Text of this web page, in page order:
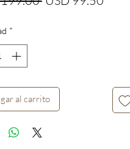
*
al carrito